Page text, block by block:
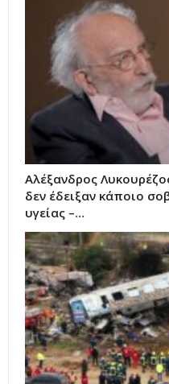
Αλέξανδρος
δεν έδειξαν κάποιο
υγείας –…